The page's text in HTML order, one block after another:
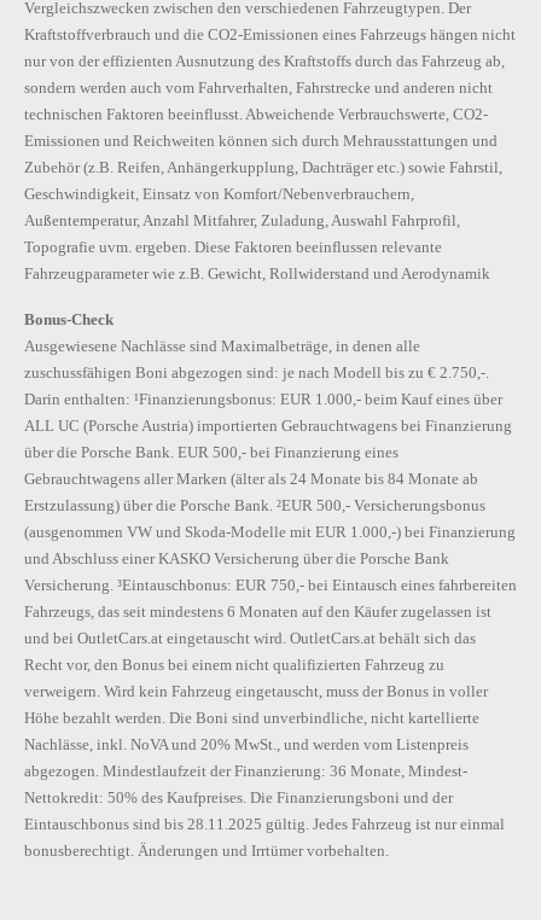
Vergleichszwecken zwischen den verschiedenen Fahrzeugtypen. Der
Kraftstoffverbrauch und die CO2-Emissionen eines Fahrzeugs hängen nicht
nur von der effizienten Ausnutzung des Kraftstoffs durch das Fahrzeug ab,
sondern werden auch vom Fahrverhalten, Fahrstrecke und anderen nicht
technischen Faktoren beeinflusst. Abweichende Verbrauchswerte, CO2-
Emissionen und Reichweiten können sich durch Mehrausstattungen und
Zubehör (z.B. Reifen, Anhängerkupplung, Dachträger etc.) sowie Fahrstil,
Geschwindigkeit, Einsatz von Komfort/Nebenverbrauchern,
Außentemperatur, Anzahl Mitfahrer, Zuladung, Auswahl Fahrprofil,
Topografie uvm. ergeben. Diese Faktoren beeinflussen relevante
Fahrzeugparameter wie z.B. Gewicht, Rollwiderstand und Aerodynamik
Bonus-Check
Ausgewiesene Nachlässe sind Maximalbeträge, in denen alle
zuschussfähigen Boni abgezogen sind: je nach Modell bis zu € 2.750,-.
Darin enthalten: ¹Finanzierungsbonus: EUR 1.000,- beim Kauf eines über
ALL UC (Porsche Austria) importierten Gebrauchtwagens bei Finanzierung
über die Porsche Bank. EUR 500,- bei Finanzierung eines
Gebrauchtwagens aller Marken (älter als 24 Monate bis 84 Monate ab
Erstzulassung) über die Porsche Bank. ²EUR 500,- Versicherungsbonus
(ausgenommen VW und Skoda-Modelle mit EUR 1.000,-) bei Finanzierung
und Abschluss einer KASKO Versicherung über die Porsche Bank
Versicherung. ³Eintauschbonus: EUR 750,- bei Eintausch eines fahrbereiten
Fahrzeugs, das seit mindestens 6 Monaten auf den Käufer zugelassen ist
und bei OutletCars.at eingetauscht wird. OutletCars.at behält sich das
Recht vor, den Bonus bei einem nicht qualifizierten Fahrzeug zu
verweigern. Wird kein Fahrzeug eingetauscht, muss der Bonus in voller
Höhe bezahlt werden. Die Boni sind unverbindliche, nicht kartellierte
Nachlässe, inkl. NoVA und 20% MwSt., und werden vom Listenpreis
abgezogen. Mindestlaufzeit der Finanzierung: 36 Monate, Mindest-
Nettokredit: 50% des Kaufpreises. Die Finanzierungsboni und der
Eintauschbonus sind bis 28.11.2025 gültig. Jedes Fahrzeug ist nur einmal
bonusberechtigt. Änderungen und Irrtümer vorbehalten.